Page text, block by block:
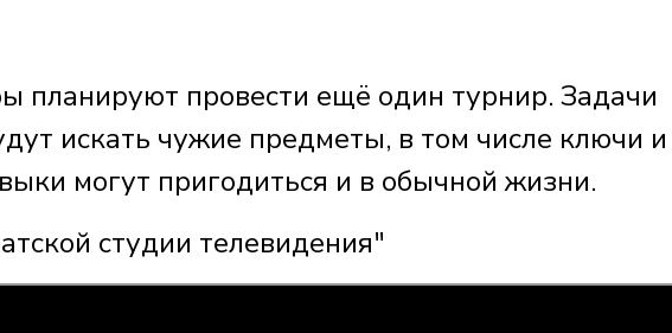
планируют провести ещё один турнир. Задачи
искать чужие предметы, в том числе ключи и
могут пригодиться и в обычной жизни.
студии телевидения"